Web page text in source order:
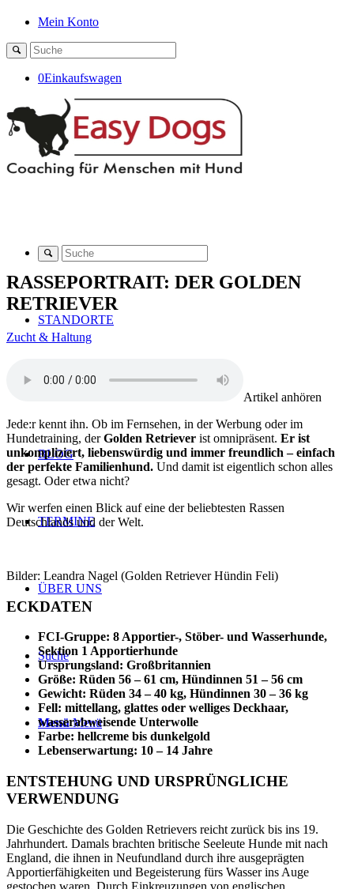
Mein Konto
0Einkaufswagen
STANDORTE
SHOP
BLOG
TERMINE
ÜBER UNS
Suche
Menü Menü
RASSEPORTRAIT: DER GOLDEN
RETRIEVER
Zucht & Haltung
Artikel anhören
Jede:r kennt ihn. Ob im Fernsehen, in der Werbung oder im
Hundetraining, derGolden Retriever ist omnipräsent. Er ist
unkompliziert, liebenswürdig und immer freundlich – einfach
der perfekte Familienhund. Und damit ist eigentlich schon alles
gesagt. Oder etwa nicht?
Wir werfen einen Blick auf eine der beliebtesten Rassen
Deutschlands und der Welt.
Bilder: Leandra Nagel (Golden Retriever Hündin Feli)
ECKDATEN
FCI-Gruppe: 8 Apportier-, Stöber- und Wasserhunde,
Sektion 1 Apportierhunde
Ursprungsland: Großbritannien
Größe: Rüden 56 – 61 cm, Hündinnen 51 – 56 cm
Gewicht: Rüden 34 – 40 kg, Hündinnen 30 – 36 kg
Fell: mittellang, glattes oder welliges Deckhaar,
wasserabweisende Unterwolle
Farbe: hellcreme bis dunkelgold
Lebenserwartung: 10 – 14 Jahre
ENTSTEHUNG UND URSPRÜNGLICHE
VERWENDUNG
Die Geschichte des Golden Retrievers reicht zurück bis ins 19.
Jahrhundert. Damals brachten britische Seeleute Hunde mit nach
England, die ihnen in Neufundland durch ihre ausgeprägten
Apportierfähigkeiten und Begeisterung fürs Wasser ins Auge
gestochen waren. Durch Einkreuzungen von englischen